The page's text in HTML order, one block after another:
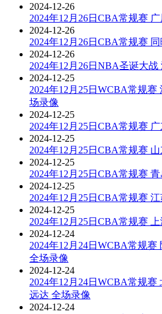
2024-12-26
2024年12月26日CBA常规赛
2024-12-26
2024年12月26日CBA常规赛
2024-12-26
2024年12月26日NBA圣诞大
2024-12-25
2024年12月25日WCBA常规
场录像
2024-12-25
2024年12月25日CBA常规赛
2024-12-25
2024年12月25日CBA常规赛
2024-12-25
2024年12月25日CBA常规赛
2024-12-25
2024年12月25日CBA常规赛
2024-12-25
2024年12月25日CBA常规赛
2024-12-24
2024年12月24日WCBA常规
全场录像
2024-12-24
2024年12月24日WCBA常规
远达 全场录像
2024-12-24